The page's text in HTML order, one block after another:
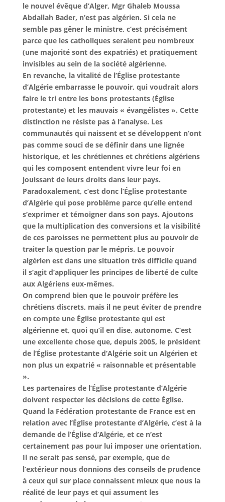
le nouvel évêque d’Alger, Mgr Ghaleb Moussa
Abdallah Bader, n’est pas algérien. Si cela ne
semble pas gêner le ministre, c’est précisément
parce que les catholiques seraient peu nombreux
(une majorité sont des expatriés) et pratiquement
invisibles au sein de la société algérienne.
En revanche, la vitalité de l’Église protestante
d’Algérie embarrasse le pouvoir, qui voudrait alors
faire le tri entre les bons protestants (Église
protestante) et les mauvais « évangélistes ». Cette
distinction ne résiste pas à l’analyse. Les
communautés qui naissent et se développent n’ont
pas comme souci de se définir dans une lignée
historique, et les chrétiennes et chrétiens algériens
qui les composent entendent vivre leur foi en
jouissant de leurs droits dans leur pays.
Paradoxalement, c’est donc l’Église protestante
d’Algérie qui pose problème parce qu’elle entend
s’exprimer et témoigner dans son pays. Ajoutons
que la multiplication des conversions et la visibilité
de ces paroisses ne permettent plus au pouvoir de
traiter la question par le mépris. Le pouvoir
algérien est dans une situation très difficile quand
il s’agit d’appliquer les principes de liberté de culte
aux Algériens eux-mêmes.
On comprend bien que le pouvoir préfère les
chrétiens discrets, mais il ne peut éviter de prendre
en compte une Église protestante qui est
algérienne et, quoi qu’il en dise, autonome. C’est
une excellente chose que, depuis 2005, le président
de l’Église protestante d’Algérie soit un Algérien et
non plus un expatrié « raisonnable et présentable
».
Les partenaires de l’Église protestante d’Algérie
doivent respecter les décisions de cette Église.
Quand la Fédération protestante de France est en
relation avec l’Église protestante d’Algérie, c’est à la
demande de l’Église d’Algérie, et ce n’est
certainement pas pour lui imposer une orientation.
Il ne serait pas sensé, par exemple, que de
l’extérieur nous donnions des conseils de prudence
à ceux qui sur place connaissent mieux que nous la
réalité de leur pays et qui assument les